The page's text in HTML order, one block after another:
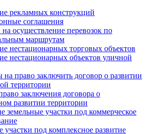
рекламных конструкций
соглашения
осуществление перевозок по
маршрутам
нестационарных торговых объектов
нестационарных объектов уличной
право заключить договор о развитии
территории
заключения договора о
развитии территории
земельные участки под коммерческое
участки под комплексное развитие